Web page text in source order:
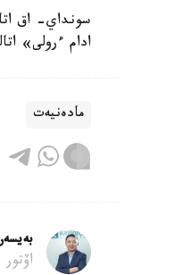
سونداي- اق
ادام ءرولى»
مادەنيەت
اۆتور